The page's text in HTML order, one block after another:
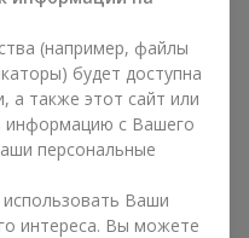
подойдёт
коробка с цветами и
каллами,
элитными сладостями;
,тюльпановили
с конфетами
и лёгкое
с рождением
(например, файлы
будет доступна
а также этот сайт или
информацию с Вашего
персональные
Ваши
интереса. Вы можете